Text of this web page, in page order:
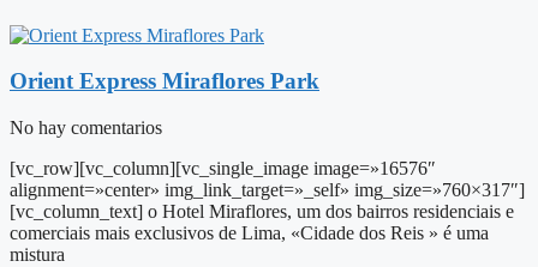
Orient Express Miraflores Park
No hay comentarios
[vc_row][vc_column][vc_single_image image=»16576″
alignment=»center» img_link_target=»_self» img_size=»760×317″]
[vc_column_text] o Hotel Miraflores, um dos bairros residenciais e
comerciais mais exclusivos de Lima, «Cidade dos Reis » é uma
mistura